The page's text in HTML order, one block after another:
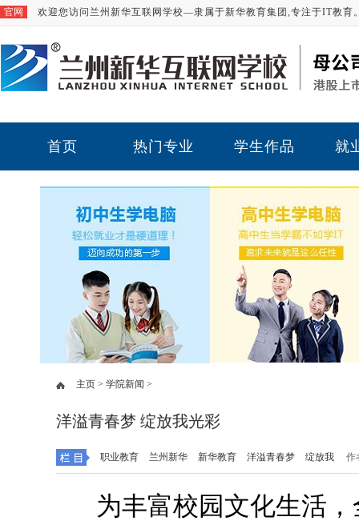
官网 欢迎您访问兰州新华互联网学校—隶属于新华教育集团,专注于IT教育
首页 热门专业 学生作品 就
主页 > 学院新闻 >
洋溢青春梦 绽放我光彩
职业教育 兰州新华 新华教育 洋溢青春梦 绽放我 作
为丰富校园文化生活